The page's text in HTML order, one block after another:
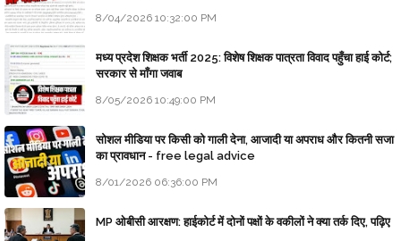
8/04/2026 10:32:00 PM
मध्य प्रदेश शिक्षक भर्ती 2025: विशेष शिक्षक पात्रता विवाद पहुँचा हाई कोर्ट;
सरकार से माँगा जवाब
8/05/2026 10:49:00 PM
सोशल मीडिया पर किसी को गाली देना, आजादी या अपराध और कितनी सजा
का प्रावधान - free legal advice
8/01/2026 06:36:00 PM
MP ओबीसी आरक्षण: हाईकोर्ट में दोनों पक्षों के वकीलों ने क्या तर्क दिए, पढ़िए